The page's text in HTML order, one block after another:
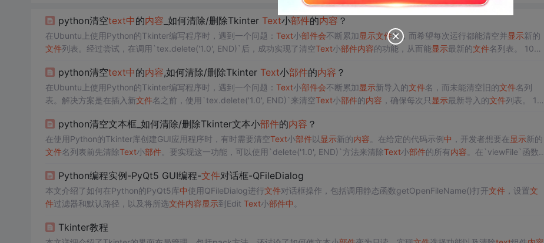
python清空text中的内容 _如何清除/删除Tkinter Text小部件的内容 ？
在Ubuntu上使用Python的Tkinter编写程序时，遇到一个问题： Text小部件会不断累加显示文件名，而希望每次运行都能清空并显示新的
文件列表。经过尝试，在调用`tex.delete('1.0', END)`后，成功实现了清空Text小部件内容的功能，从而能显示最新的文件名列表。 1036
python清空text中的内容,如何清除/删除Tkinter Text小部件的内容 ？
在Ubuntu上使用Python的Tkinter编写程序时，遇到一个问题： Text小部件会不断累加显示新导入的文件名，而未能清空旧的文件名列
表。解决方案是在插入新文件名之前，使用`tex.delete('1.0', END)`来清空Text小部件的内容 ，确保每次只 显示最新导入的文件列表。 112
python清空文本框_如何清除/删除Tkinter文本小部件的内容 ？
在使用Python的Tkinter库创建GUI应用程序时，有时需要清空Text小部件以 显示新的内容 。在给定的代码示例中 ，开发者想要在显示新的
文件名列表前先清除Text小部件。要实现这一功能，可以使用`delete('1.0', END)`方法来清除Text小部件的所有内容 。在`viewFile`函数
拽排序,['前端开发', 'Vue', 'Element UI', '表格组件', '交互设计']
Python编程实例-PyQt5 GUI编程-文件对话框-QFileDialog
本文介绍了如何在Python的PyQt5库中使用QFileDialog进行文件对话框操作，包括调用静态函数getOpenFileName()打开文件，设置文
件过滤器和默认路径，以及将所选文件内容显示到Edit Text小部件中
Tkinter教程